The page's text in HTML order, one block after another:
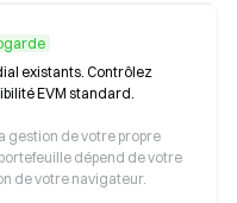
existants. Contrôlez
EVM standard.
gestion de votre propre
dépend de votre
de votre navigateur.